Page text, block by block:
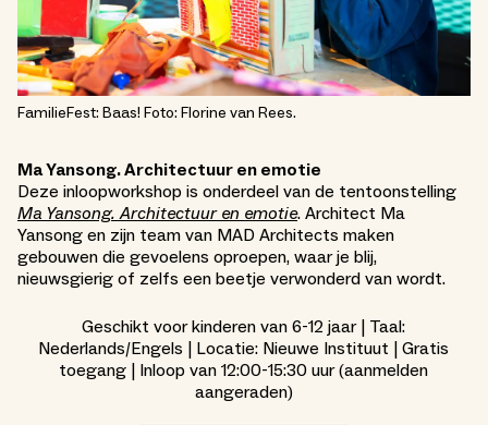
FamilieFest: Baas! Foto: Florine van Rees.
Ma Yansong. Architectuur en emotie
Deze inloopworkshop is onderdeel van de tentoonstelling
Ma Yansong. Architectuur en emotie. Architect Ma
Yansong en zijn team van MAD Architects maken
gebouwen die gevoelens oproepen, waar je blij,
nieuwsgierig of zelfs een beetje verwonderd van wordt.
Geschikt voor kinderen van 6-12 jaar | Taal:
Nederlands/Engels | Locatie: Nieuwe Instituut | Gratis
toegang | Inloop van 12:00-15:30 uur (aanmelden
aangeraden)